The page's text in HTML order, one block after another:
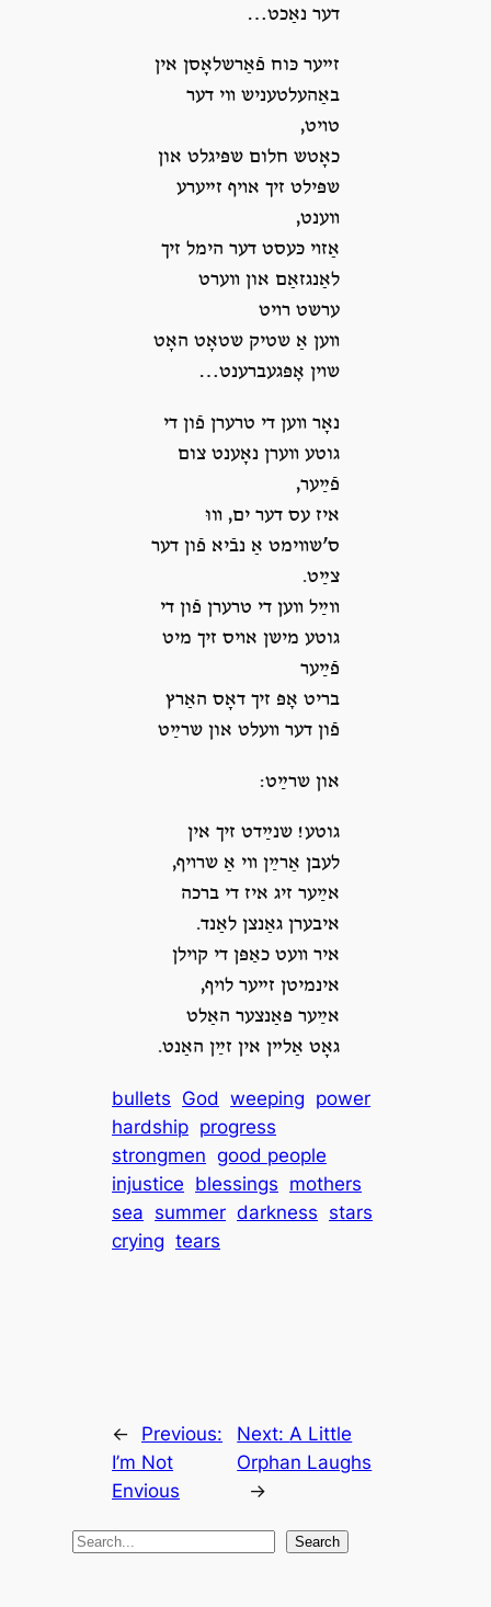
דער נאַכט…
זײער כּוח פֿאַרשלאָסן אין
באַהעלטעניש װי דער
טױט,
כאָטש חלום שפּיגלט און
שפּילט זיך אױף זײערע
װענט,
אַזױ כּעסט דער הימל זיך
לאַנגזאַם און װערט
ערשט רױט
װען אַ שטיק שטאָט האָט
שױן אָפּגעברענט…
נאָר װען די טרערן פֿון די
גוטע װערן נאָענט צום
פֿײַער,
איז עס דער ים, װוּ
ס’שװימט אַ נבֿיא פֿון דער
צײַט.
װײַל װען די טרערן פֿון די
גוטע מישן אױס זיך מיט
פֿײַער
בריט אָפּ זיך דאָס האַרץ
פֿון דער װעלט און שרײַט
און שרײַט:
גוטע! שנײַדט זיך אין
לעבן אַרײַן װי אַ שרױף,
אײַער זיג איז די ברכה
איבערן גאַנצן לאַנד.
איר װעט כאַפּן די קױלן
אינמיטן זײער לױף,
אײַער פּאַנצער האַלט
גאָט אַלײן אין זײַן האַנט.
bullets God weeping power
hardship progress
strongmen good people
injustice blessings mothers
sea summer darkness stars
crying tears
←
Previous:
I’m Not
Envious
Next:A Little
Orphan Laughs
→
S
Search